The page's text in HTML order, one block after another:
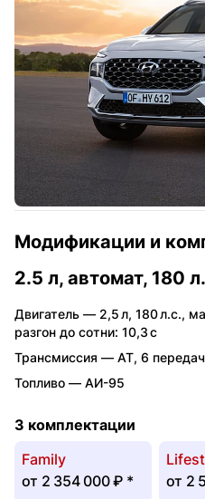
Модификации и
2.5 л, автомат, 180
Двигатель — 2,5 л, 180 л.с.,
разгон до сотни: 10,3 с
Трансмиссия — AT, 6 передач
Топливо — АИ-95
3 комплектации
Family
от 2 354 000 ₽ *
от 2